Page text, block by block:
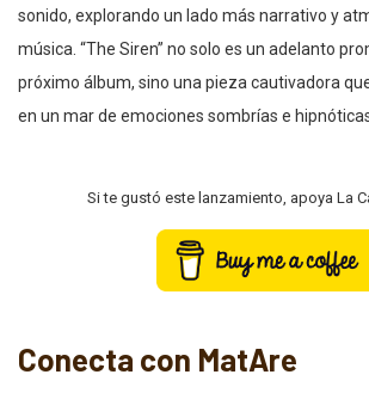
sonido, explorando un lado más narrativo y
música. “The Siren” no solo es un adelanto
próximo álbum, sino una pieza cautivadora
en un mar de emociones sombrías e
Si te gustó este lanzamiento, apoya La
Conecta con MatAre